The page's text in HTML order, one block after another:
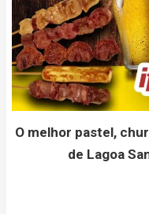
O melhor pastel,
de Lagoa